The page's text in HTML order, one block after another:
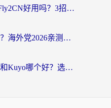
海外党必看：斧牛和Fly2CN好用吗？3招教你选对回国加速器（附免费试用攻略）
斧牛和OurPlay哪个好？海外党2026亲测：选对加速器，国内资源秒加载
海外党纠结Quickback和Kuyo哪个好？选对回国加速器才能无缝刷国内资源